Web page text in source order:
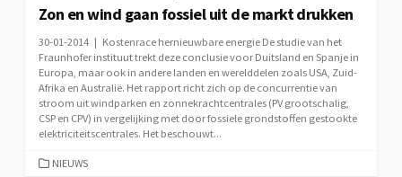
Zon en wind gaan fossiel uit de markt drukken
30-01-2014 | Kostenrace hernieuwbare energie De studie van het
Fraunhofer instituut trekt deze conclusie voor Duitsland en Spanje in
Europa, maar ook in andere landen en werelddelen zoals USA, Zuid-
Afrika en Australië. Het rapport richt zich op de concurrentie van
stroom uit windparken en zonnekrachtcentrales (PV grootschalig,
CSP en CPV) in vergelijking met door fossiele grondstoffen gestookte
elektriciteitscentrales. Het beschouwt...
CATEGORIEËN
NIEUWS